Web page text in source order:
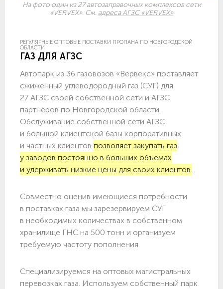
На фото один из 27 автозаправочных комплексов сети
«VERVEX». См. адреса АГЗС «VERVEX»
РЕГУЛЯРНЫЕ ОПТОВЫЕ ПОСТАВКИ ПРОПАНА ПО НОВГОРОДСКОЙ
ОБЛАСТИ
ГАЗ ДЛЯ АГЗС
Автопарк из 36 газовозов «Вервекс» поставляет
сжиженный углеводородный газ (СУГ) для
27 АГЗС своей собственной сети и АГЗС
партнёров по Новгородской области.
Обслуживание собственной сети АГЗС
и большой клиентской базы корпоративных
и частных клиентов позволяет закупать газ
у заводов постоянно в больших объёмах
и удерживать низкие цены для своих клиентов.
Совместно оценив имеющиеся потребности
в поставках газа мы зарезервируем СУГ
в необходимых количествах в собственном
хранилище ГНС на 500 тонн и организуем
требуемую частоту пополнения.
Специализируемся на оптовых магистральных
перевозках газа. Используем собственный парк